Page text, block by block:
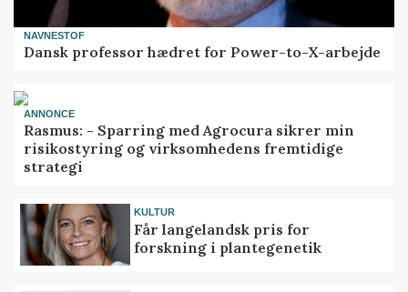
NAVNESTOF
Dansk professor hædret for Power-to-X-arbejde
ANNONCE
Rasmus: - Sparring med Agrocura sikrer min
risikostyring og virksomhedens fremtidige
strategi
KULTUR
Får langelandsk pris for
forskning i plantegenetik